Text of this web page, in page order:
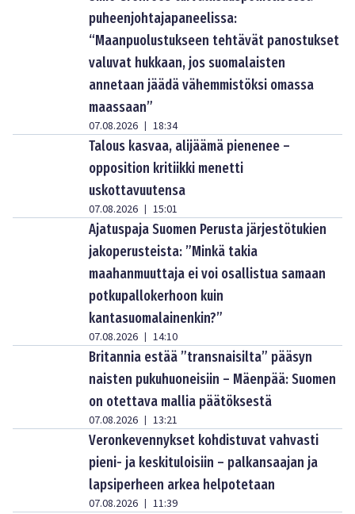
puheenjohtajapaneelissa:
“Maanpuolustukseen tehtävät panostukset
valuvat hukkaan, jos suomalaisten
annetaan jäädä vähemmistöksi omassa
maassaan”
07.08.2026 | 18:34
Talous kasvaa, alijäämä pienenee –
opposition kritiikki menetti
uskottavuutensa
07.08.2026 | 15:01
Ajatuspaja Suomen Perusta järjestötukien
jakoperusteista: ”Minkä takia
maahanmuuttaja ei voi osallistua samaan
potkupallokerhoon kuin
kantasuomalainenkin?”
07.08.2026 | 14:10
Britannia estää ”transnaisilta” pääsyn
naisten pukuhuoneisiin – Mäenpää: Suomen
on otettava mallia päätöksestä
07.08.2026 | 13:21
Veronkevennykset kohdistuvat vahvasti
pieni- ja keskituloisiin – palkansaajan ja
lapsiperheen arkea helpotetaan
07.08.2026 | 11:39